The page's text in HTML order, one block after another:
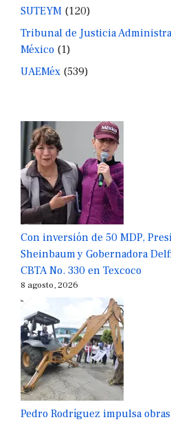
SUTEYM (120)
Tribunal de Justicia
México (1)
UAEMéx (539)
Con inversión de 50 MDP,
Sheinbaum y Gobernadora
CBTA No. 330 en Texcoco
8 agosto, 2026
Pedro Rodríguez impulsa